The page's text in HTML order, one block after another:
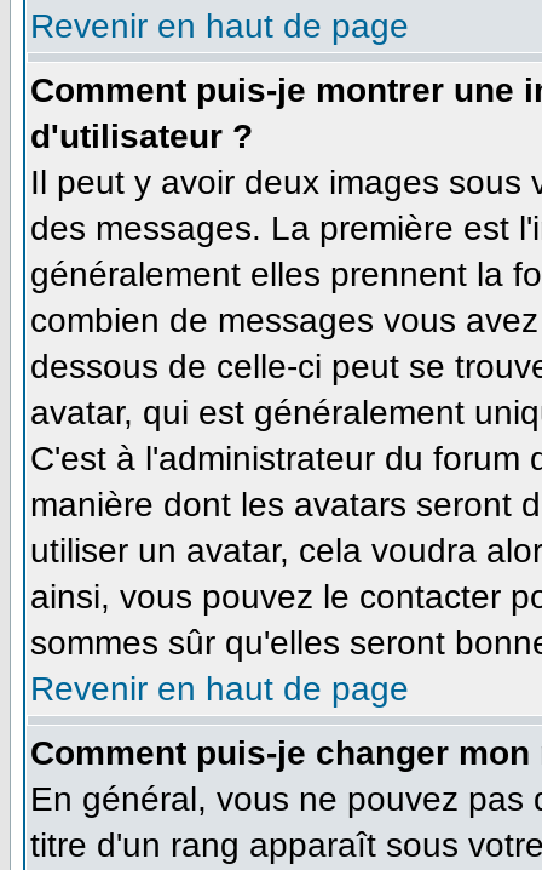
Revenir en haut de page
Comment puis-je montrer une
d'utilisateur ?
Il peut y avoir deux images sous
des messages. La première est
généralement elles prennent la
combien de messages vous
dessous de celle-ci peut se
avatar, qui est généralement
C'est à l'administrateur du forum
manière dont les avatars seront
utiliser un avatar, cela voudra
ainsi, vous pouvez le contacter
sommes sûr qu'elles seront
Revenir en haut de page
Comment puis-je changer mon
En général, vous ne pouvez
titre d'un rang apparaît sous